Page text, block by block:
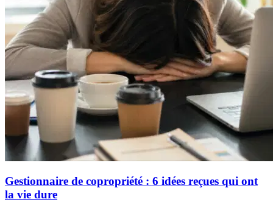
Gestionnaire de copropriété : 6 idées reçues qui ont
la vie dure